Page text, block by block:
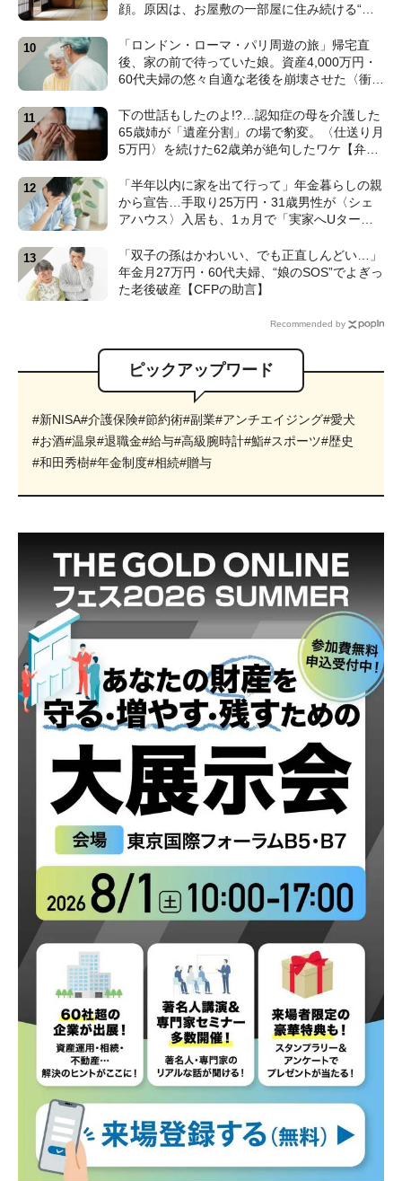
顔。原因は、お屋敷の一部屋に住み続ける“跡
「ロンドン・ローマ・パリ周遊の旅」帰宅直
後、家の前で待っていた娘。資産4,000万円・
60代夫婦の悠々自適な老後を崩壊させた〈衝撃
下の世話もしたのよ!?…認知症の母を介護した
65歳姉が「遺産分割」の場で豹変。〈仕送り月
5万円〉を続けた62歳弟が絶句したワケ【弁護
「半年以内に家を出て行って」年金暮らしの親
から宣告…手取り25万円・31歳男性が〈シェ
アハウス〉入居も、1ヵ月で「実家へUター
「双子の孫はかわいい、でも正直しんどい…」
年金月27万円・60代夫婦、“娘のSOS”でよぎっ
た老後破産【CFPの助言】
Recommended by
ピックアップワード
#新NISA#介護保険#節約術#副業#アンチエイジング#愛犬
#お酒#温泉#退職金#給与#高級腕時計#鮨#スポーツ#歴史
#和田秀樹#年金制度#相続#贈与